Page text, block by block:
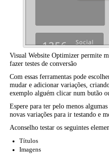
Visual Website Optimizer permite
fazer testes de conversão
Com essas ferramentas pode
mudar e adicionar variações,
exemplo alguém clicar num butão
Espere para ter pelo menos
novas variações para ir testando e
Aconselho testar os seguintes
Títulos
Imagens